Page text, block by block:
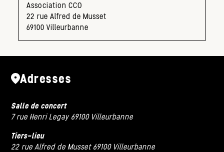
Association CCO
22 rue Alfred de Musset
69100 Villeurbanne
Adresses
Salle de concert
7 rue Henri Legay 69100 Villeurbanne
Tiers-lieu
22 rue Alfred de Musset 69100 Villeurbanne